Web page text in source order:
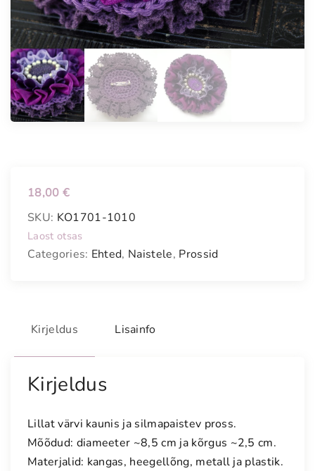
18,00 €
SKU: KO1701-1010
Laost otsas
Categories: Ehted, Naistele, Prossid
Kirjeldus Lisainfo
Kirjeldus
Lillat värvi kaunis ja silmapaistev pross.
Mõõdud: diameeter ~8,5 cm ja kõrgus ~2,5 cm.
Materjalid: kangas, heegellõng, metall ja plastik.